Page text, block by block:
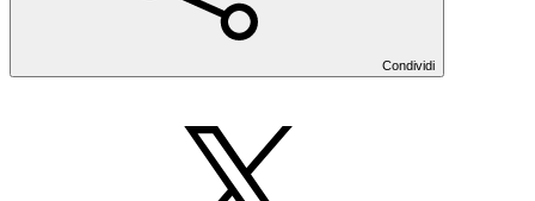
Condividi